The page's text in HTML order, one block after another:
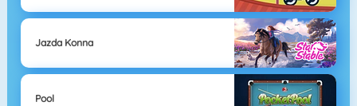
Jazda Konna
Pool